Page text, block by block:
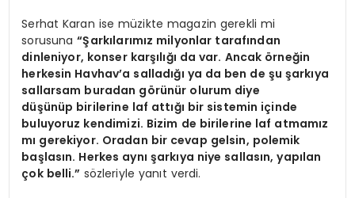
Serhat Karan ise müzikte magazin gerekli mi
sorusuna“Şarkılarımız milyonlar tarafından
dinleniyor, konser karşılığı da var. Ancak örneğin
herkesin Havhav’a salladığı ya da ben de şu şarkıya
sallarsam buradan görünür olurum diye
düşünüp birilerine laf attığı bir sistemin içinde
buluyoruz kendimizi. Bizim de birilerine laf atmamız
mı gerekiyor. Oradan bir cevap gelsin, polemik
başlasın. Herkes aynı şarkıya niye sallasın, yapılan
çok belli.” sözleriyle yanıt verdi.